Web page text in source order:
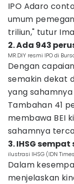
IPO Adaro
umum
triliun," tutur
2. Ada 943
MR.DIY resmi IPO di
Dengan
semakin dekat
yang
Tambahan 41
membawa BEI
sahamnya
3. IHSG
ilustrasi IHSG (IDN
Dalam
menjelaskan